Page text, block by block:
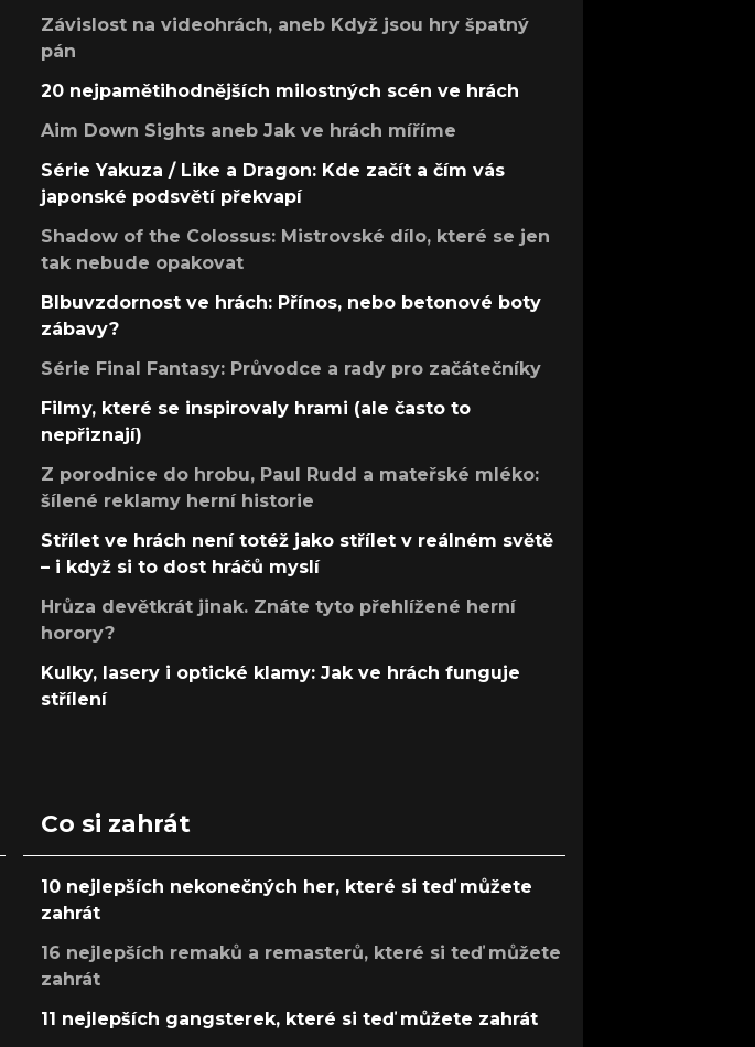
Závislost na videohrách, aneb Když jsou hry špatný
pán
20 nejpamětihodnějších milostných scén ve hrách
Aim Down Sights aneb Jak ve hrách míříme
Série Yakuza / Like a Dragon: Kde začít a čím vás
japonské podsvětí překvapí
Shadow of the Colossus: Mistrovské dílo, které se jen
tak nebude opakovat
Blbuvzdornost ve hrách: Přínos, nebo betonové boty
zábavy?
Série Final Fantasy: Průvodce a rady pro začátečníky
Filmy, které se inspirovaly hrami (ale často to
nepřiznají)
Z porodnice do hrobu, Paul Rudd a mateřské mléko:
šílené reklamy herní historie
Střílet ve hrách není totéž jako střílet v reálném světě
– i když si to dost hráčů myslí
Hrůza devětkrát jinak. Znáte tyto přehlížené herní
horory?
Kulky, lasery i optické klamy: Jak ve hrách funguje
střílení
Co si zahrát
10 nejlepších nekonečných her, které si teď můžete
zahrát
16 nejlepších remaků a remasterů, které si teď můžete
zahrát
11 nejlepších gangsterek, které si teď můžete zahrát